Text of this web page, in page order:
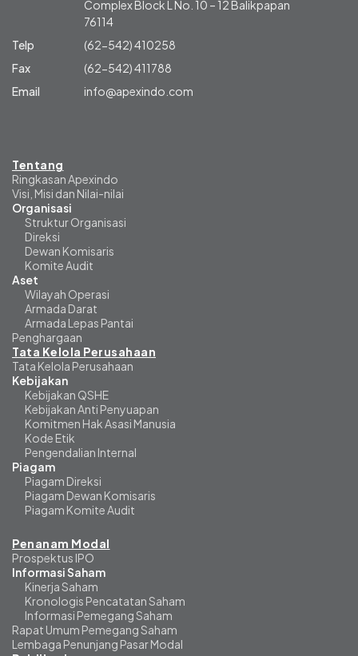
Complex Block L No. 10 – 12 Balikpapan
76114
Telp
(62-542) 410258
Fax
(62-542) 411788
Email
info@apexindo.com
Tentang
Ringkasan Apexindo
Visi, Misi dan Nilai-nilai
Organisasi
Struktur Organisasi
Direksi
Dewan Komisaris
Komite Audit
Aset
Wilayah Operasi
Armada Darat
Armada Lepas Pantai
Penghargaan
Tata Kelola Perusahaan
Tata Kelola Perusahaan
Kebijakan
Kebijakan QSHE
Kebijakan Anti Penyuapan
Komitmen Hak Asasi Manusia
Kode Etik
Pengendalian Internal
Piagam
Piagam Direksi
Piagam Dewan Komisaris
Piagam Komite Audit
Penanam Modal
Prospektus IPO
Informasi Saham
Kinerja Saham
Kronologis Pencatatan Saham
Informasi Pemegang Saham
Rapat Umum Pemegang Saham
Lembaga Penunjang Pasar Modal